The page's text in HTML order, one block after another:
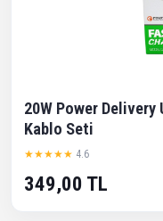
20W Power Delivery
Kablo Seti
★★★★★ 4.6
349,00 TL